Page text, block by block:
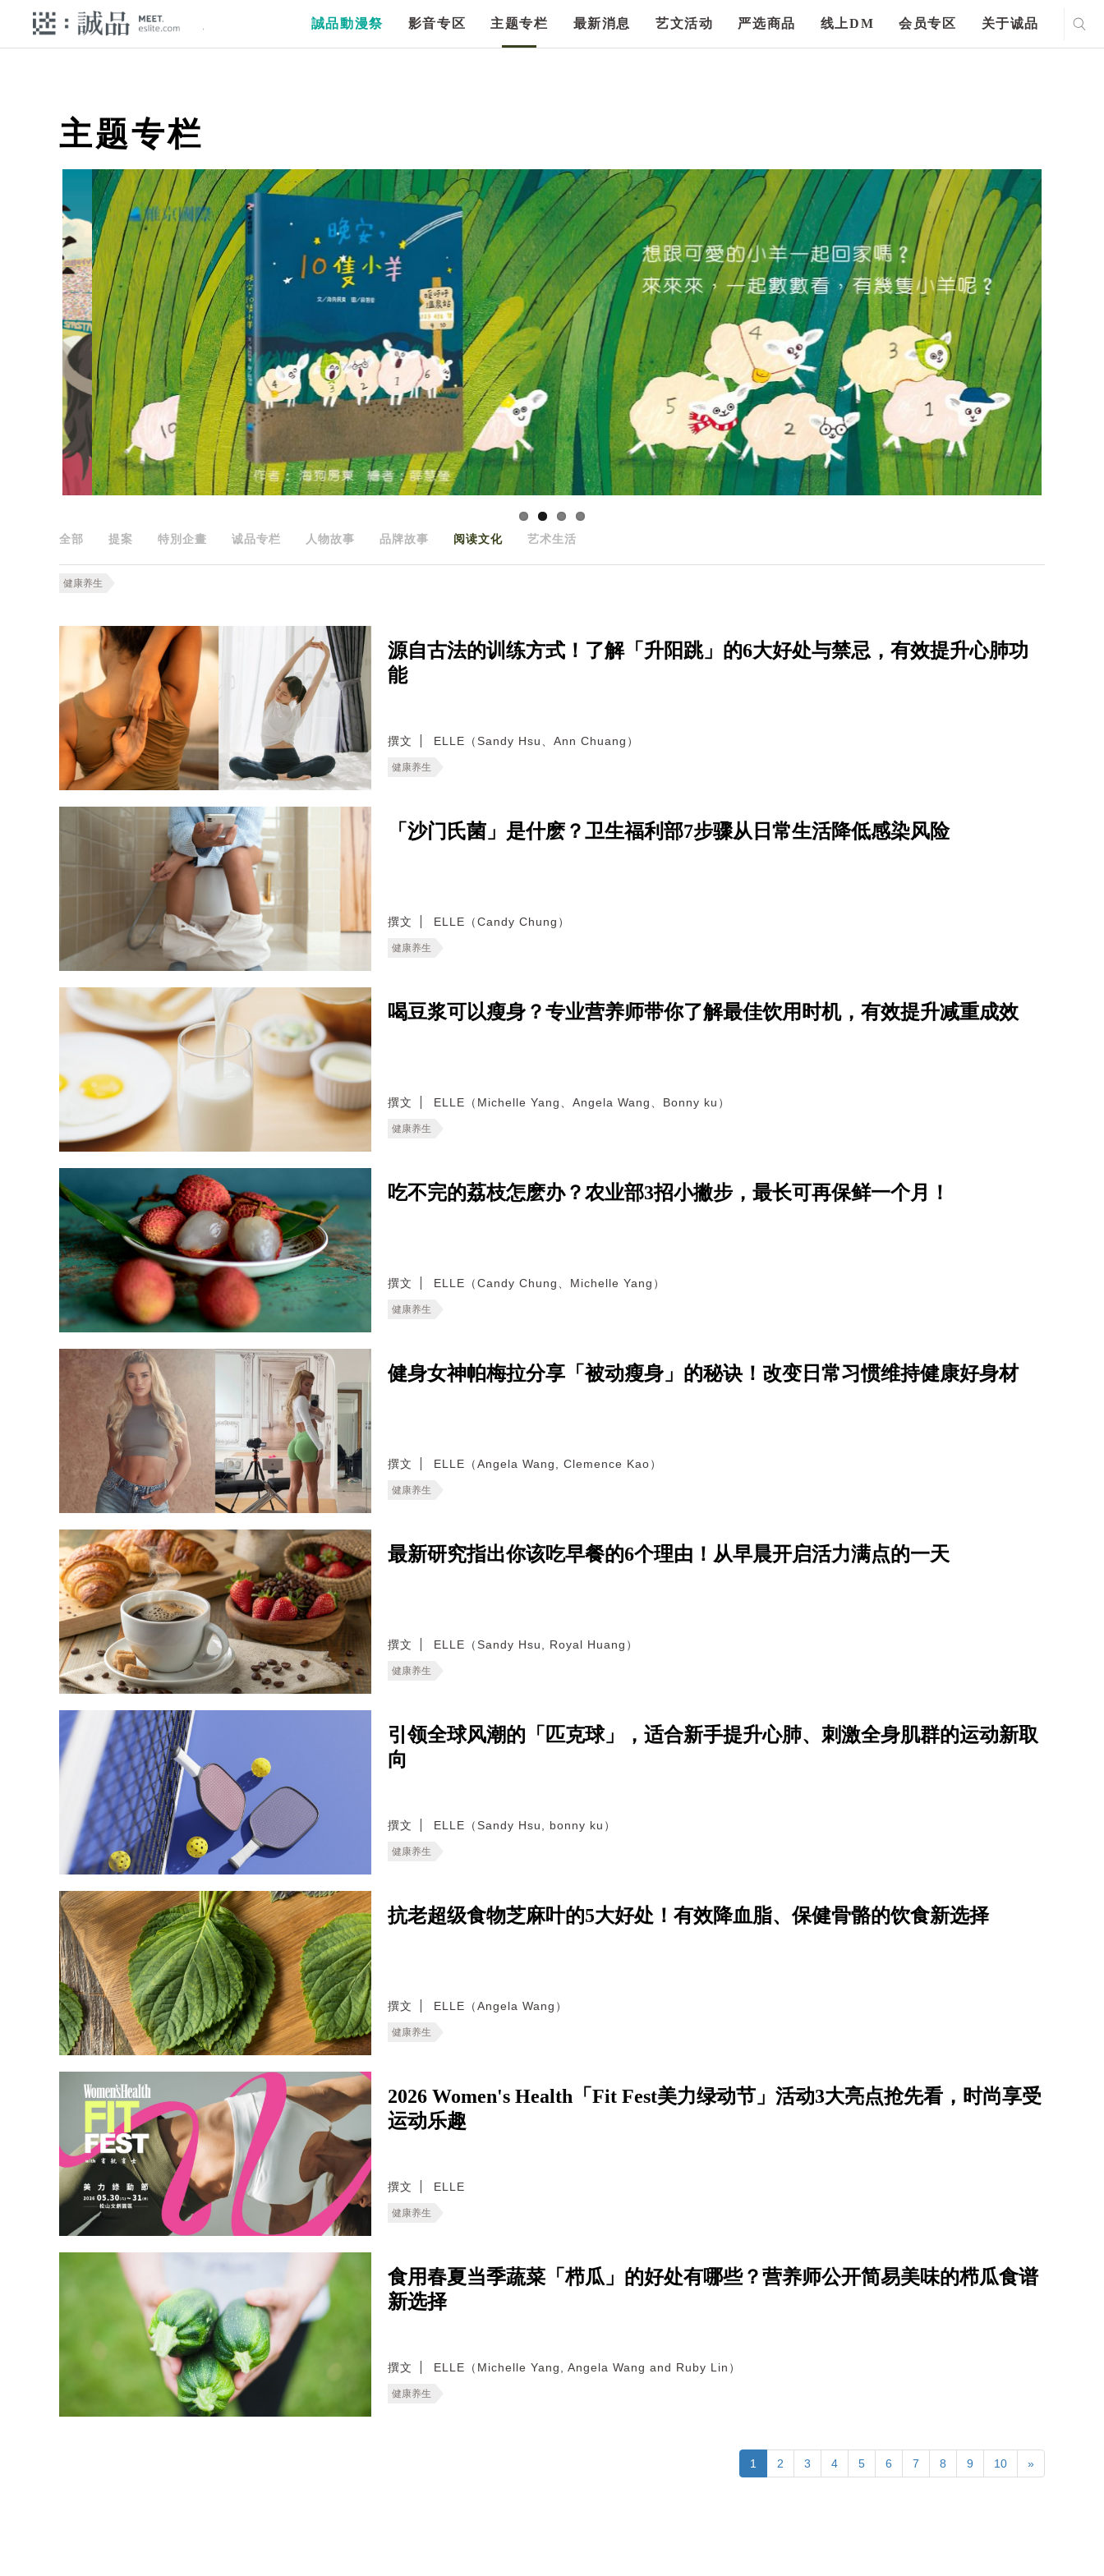
誠品動漫祭 影音专区 主题专栏 最新消息 艺文活动 严选商品 线上DM 会员专区 关于诚品
主题专栏
全部 提案 特別企畫 诚品专栏 人物故事 品牌故事 阅读文化 艺术生活
健康养生
源自古法的训练方式！了解「升阳跳」的6大好处与禁忌，有效提升心肺功
能
撰文 ELLE（Sandy Hsu、Ann Chuang）
健康养生
「沙门氏菌」是什麽？卫生福利部7步骤从日常生活降低感染风险
撰文 ELLE（Candy Chung）
健康养生
喝豆浆可以瘦身？专业营养师带你了解最佳饮用时机，有效提升减重成效
撰文 ELLE（Michelle Yang、Angela Wang、Bonny ku）
健康养生
吃不完的荔枝怎麽办？农业部3招小撇步，最长可再保鲜一个月！
撰文 ELLE（Candy Chung、Michelle Yang）
健康养生
健身女神帕梅拉分享「被动瘦身」的秘诀！改变日常习惯维持健康好身材
撰文 ELLE（Angela Wang, Clemence Kao）
健康养生
最新研究指出你该吃早餐的6个理由！从早晨开启活力满点的一天
撰文 ELLE（Sandy Hsu, Royal Huang）
健康养生
引领全球风潮的「匹克球」，适合新手提升心肺、刺激全身肌群的运动新取
向
撰文 ELLE（Sandy Hsu, bonny ku）
健康养生
抗老超级食物芝麻叶的5大好处！有效降血脂、保健骨骼的饮食新选择
撰文 ELLE（Angela Wang）
健康养生
2026 Women's Health「Fit Fest美力绿动节」活动3大亮点抢先看，时尚享受
运动乐趣
撰文 ELLE
健康养生
食用春夏当季蔬菜「栉瓜」的好处有哪些？营养师公开简易美味的栉瓜食谱
新选择
撰文 ELLE（Michelle Yang, Angela Wang and Ruby Lin）
健康养生
1 2 3 4 5 6 7 8 9 10 »